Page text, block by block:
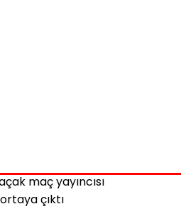
maç yayıncısı
çıktı